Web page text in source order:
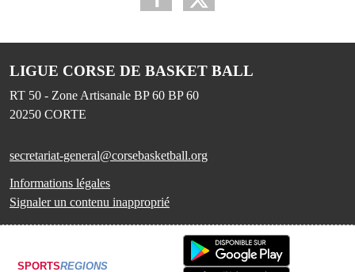
LIGUE CORSE DE BASKET BALL
RT 50 - Zone Artisanale BP 60 BP 60
20250 CORTE
secretariat-general@corsebasketball.org
Informations légales
Signaler un contenu inapproprié
SPORTSREGIONS